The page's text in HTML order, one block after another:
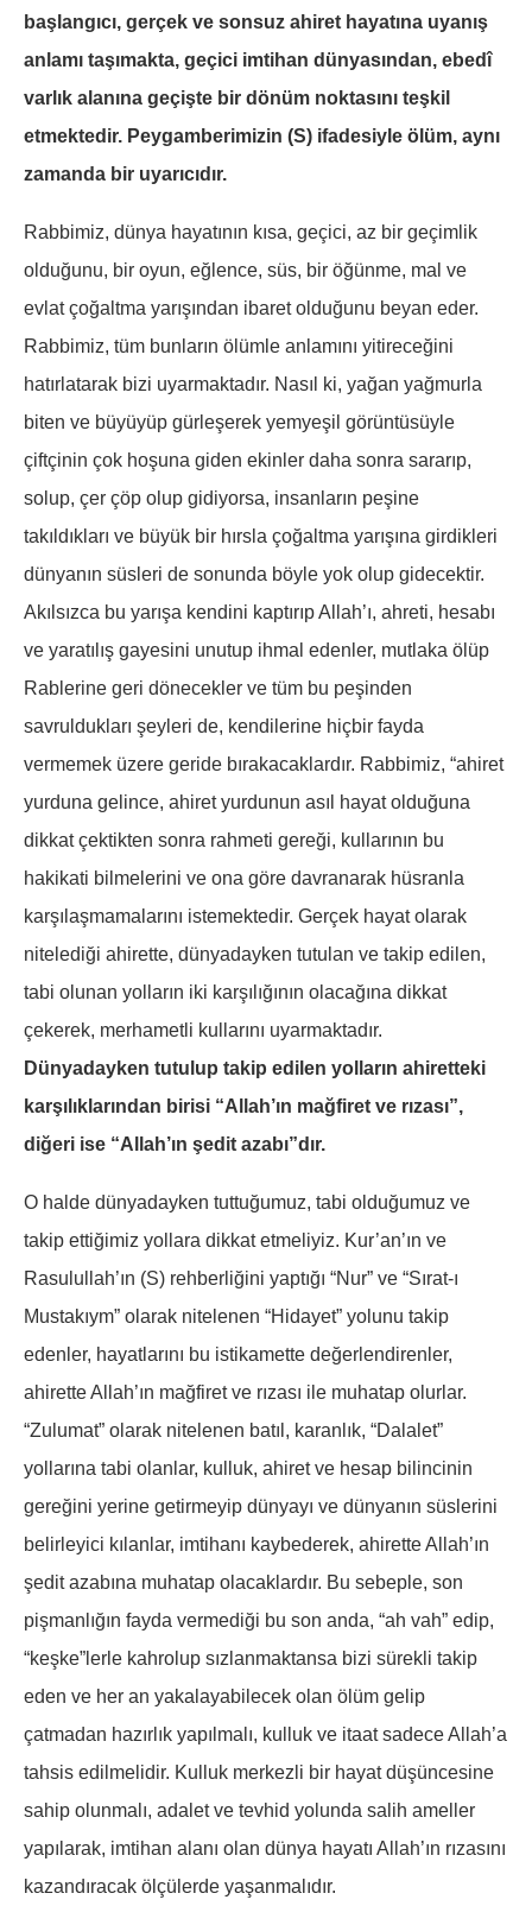
başlangıcı, gerçek ve sonsuz ahiret hayatına uyanış
anlamı taşımakta, geçici imtihan dünyasından, ebedî
varlık alanına geçişte bir dönüm noktasını teşkil
etmektedir. Peygamberimizin (S) ifadesiyle ölüm, aynı
zamanda bir uyarıcıdır.
Rabbimiz, dünya hayatının kısa, geçici, az bir geçimlik
olduğunu, bir oyun, eğlence, süs, bir öğünme, mal ve
evlat çoğaltma yarışından ibaret olduğunu beyan eder.
Rabbimiz, tüm bunların ölümle anlamını yitireceğini
hatırlatarak bizi uyarmaktadır. Nasıl ki, yağan yağmurla
biten ve büyüyüp gürleşerek yemyeşil görüntüsüyle
çiftçinin çok hoşuna giden ekinler daha sonra sararıp,
solup, çer çöp olup gidiyorsa, insanların peşine
takıldıkları ve büyük bir hırsla çoğaltma yarışına girdikleri
dünyanın süsleri de sonunda böyle yok olup gidecektir.
Akılsızca bu yarışa kendini kaptırıp Allah’ı, ahreti, hesabı
ve yaratılış gayesini unutup ihmal edenler, mutlaka ölüp
Rablerine geri dönecekler ve tüm bu peşinden
savruldukları şeyleri de, kendilerine hiçbir fayda
vermemek üzere geride bırakacaklardır. Rabbimiz, “ahiret
yurduna gelince, ahiret yurdunun asıl hayat olduğuna
dikkat çektikten sonra rahmeti gereği, kullarının bu
hakikati bilmelerini ve ona göre davranarak hüsranla
karşılaşmamalarını istemektedir. Gerçek hayat olarak
nitelediği ahirette, dünyadayken tutulan ve takip edilen,
tabi olunan yolların iki karşılığının olacağına dikkat
çekerek, merhametli kullarını uyarmaktadır.
Dünyadayken tutulup takip edilen yolların ahiretteki
karşılıklarından birisi “Allah’ın mağfiret ve rızası”,
diğeri ise “Allah’ın şedit azabı”dır.
O halde dünyadayken tuttuğumuz, tabi olduğumuz ve
takip ettiğimiz yollara dikkat etmeliyiz. Kur’an’ın ve
Rasulullah’ın (S) rehberliğini yaptığı “Nur” ve “Sırat-ı
Mustakıym” olarak nitelenen “Hidayet” yolunu takip
edenler, hayatlarını bu istikamette değerlendirenler,
ahirette Allah’ın mağfiret ve rızası ile muhatap olurlar.
“Zulumat” olarak nitelenen batıl, karanlık, “Dalalet”
yollarına tabi olanlar, kulluk, ahiret ve hesap bilincinin
gereğini yerine getirmeyip dünyayı ve dünyanın süslerini
belirleyici kılanlar, imtihanı kaybederek, ahirette Allah’ın
şedit azabına muhatap olacaklardır. Bu sebeple, son
pişmanlığın fayda vermediği bu son anda, “ah vah” edip,
“keşke”lerle kahrolup sızlanmaktansa bizi sürekli takip
eden ve her an yakalayabilecek olan ölüm gelip
çatmadan hazırlık yapılmalı, kulluk ve itaat sadece Allah’a
tahsis edilmelidir. Kulluk merkezli bir hayat düşüncesine
sahip olunmalı, adalet ve tevhid yolunda salih ameller
yapılarak, imtihan alanı olan dünya hayatı Allah’ın rızasını
kazandıracak ölçülerde yaşanmalıdır.